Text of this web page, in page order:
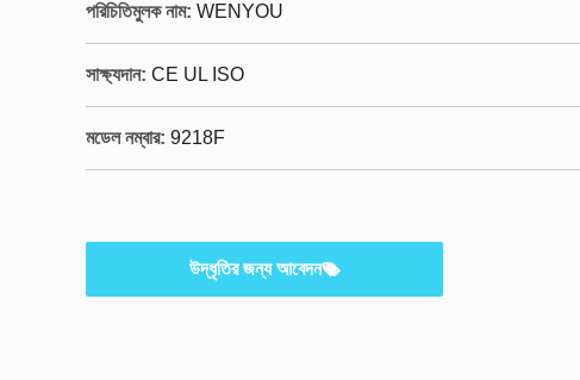
পরিচিতিমুলক নাম: WENYOU
সাক্ষ্যদান: CE UL ISO
মডেল নম্বার: 9218F
উদ্ধৃতির জন্য আবেদন